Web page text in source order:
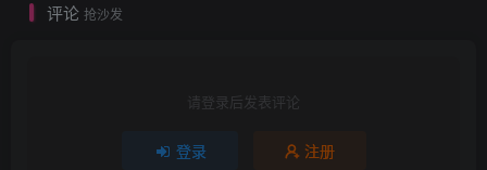
评论 抢沙发
请登录后发表评论
登录 注册